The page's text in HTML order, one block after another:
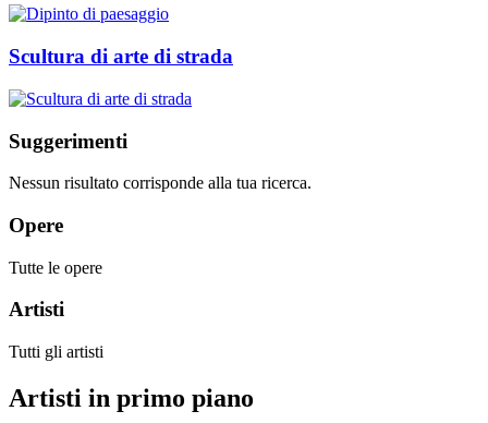
Scultura di arte di strada
Suggerimenti
Nessun risultato corrisponde alla tua ricerca.
Opere
Tutte le opere
Artisti
Tutti gli artisti
Artisti in primo piano